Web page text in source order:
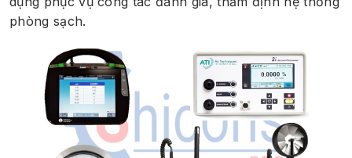
phòng sạch.